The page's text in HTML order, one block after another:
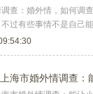
调查：婚外情，如何调
过有些事情不是自己
上海市婚外情调查